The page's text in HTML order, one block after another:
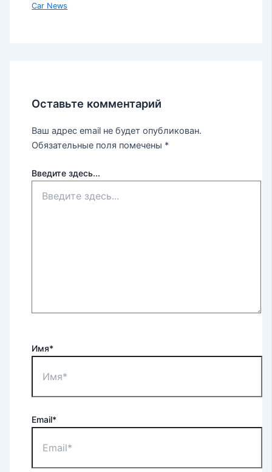
Car News
Оставьте комментарий
Ваш адрес email не будет опубликован.
Обязательные поля помечены *
Введите здесь...
Имя*
Email*